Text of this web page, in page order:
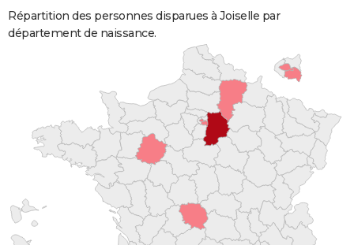
Répartition des personnes disparues à Joiselle par
département de naissance.